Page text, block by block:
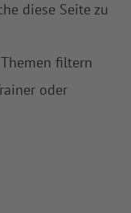
diese Seite zu
filtern
oder